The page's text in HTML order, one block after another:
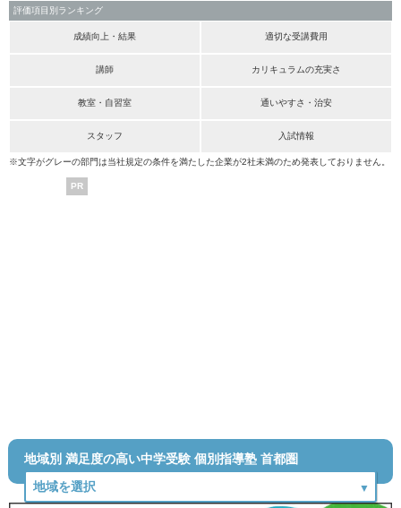
評価項目別ランキング
成績向上・結果 適切な受講費用
講師 カリキュラムの充実さ
教室・自習室 通いやすさ・治安
スタッフ 入試情報
※文字がグレーの部門は当社規定の条件を満たした企業が2社未満のため発表しておりません。
PR
地域別 満足度の高い中学受験 個別指導塾 首都圏